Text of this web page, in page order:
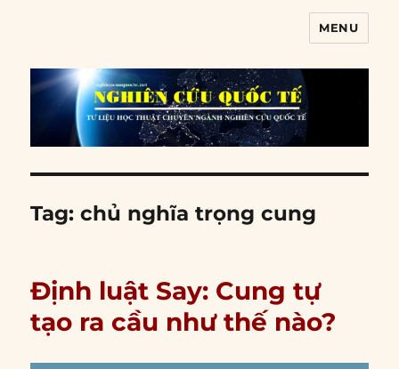
MENU
Tag:chủ nghĩa trọng cung
Định luật Say: Cung tự
tạo ra cầu như thế nào?